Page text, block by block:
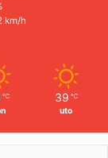
km/h
℃ 39 ℃
uto